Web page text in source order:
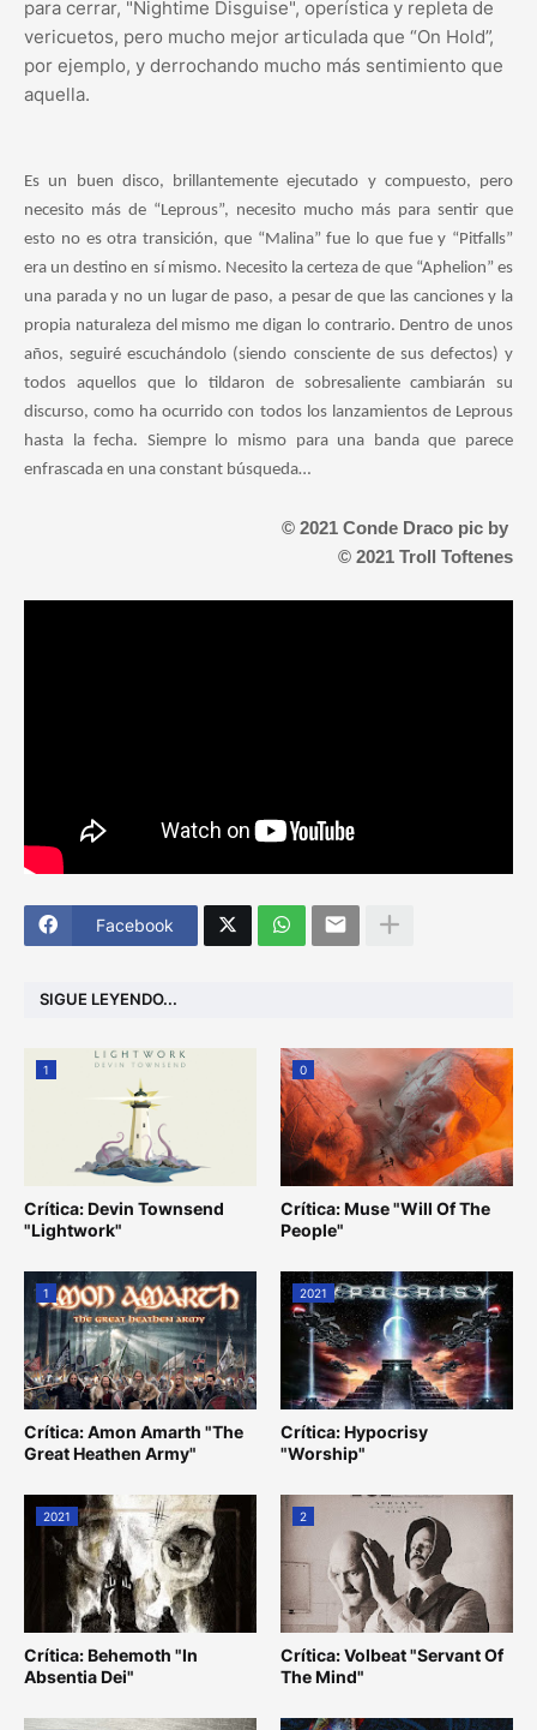
para cerrar, "Nightime Disguise", operística y repleta de
vericuetos, pero mucho mejor articulada que “On Hold”,
por ejemplo, y derrochando mucho más sentimiento que
aquella.
Es un buen disco, brillantemente ejecutado y compuesto, pero
necesito más de “Leprous”, necesito mucho más para sentir que
esto no es otra transición, que “Malina” fue lo que fue y “Pitfalls”
era un destino en sí mismo. Necesito la certeza de que “Aphelion” es
una parada y no un lugar de paso, a pesar de que las canciones y la
propia naturaleza del mismo me digan lo contrario. Dentro de unos
años, seguiré escuchándolo (siendo consciente de sus defectos) y
todos aquellos que lo tildaron de sobresaliente cambiarán su
discurso, como ha ocurrido con todos los lanzamientos de Leprous
hasta la fecha. Siempre lo mismo para una banda que parece
enfrascada en una constant búsqueda…
© 2021 Conde Draco pic by
© 2021 Troll Toftenes
Facebook
SIGUE LEYENDO...
1
Crítica: Devin Townsend
"Lightwork"
0
Crítica: Muse "Will Of The
People"
1
Crítica: Amon Amarth "The
Great Heathen Army"
2021
Crítica: Hypocrisy
"Worship"
2021
Crítica: Behemoth "In
Absentia Dei"
2
Crítica: Volbeat "Servant Of
The Mind"